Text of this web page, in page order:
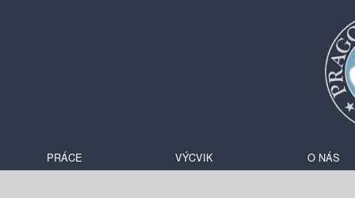
PRÁCE VÝCVIK O NÁS